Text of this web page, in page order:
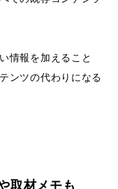
情報を加えること
ンツの代わりになる
取材メモも